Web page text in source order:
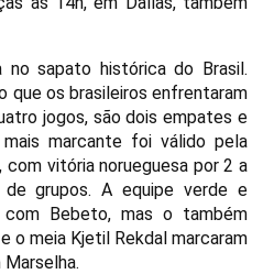
no sapato histórica do Brasil.
que os brasileiros enfrentaram
jogos, são dois empates e
marcante foi válido pela
com vitória norueguesa por 2 a
grupos. A equipe verde e
Bebeto, mas o também
o meia Kjetil Rekdal marcaram